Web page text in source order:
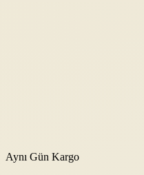
Aynı Gün Kargo